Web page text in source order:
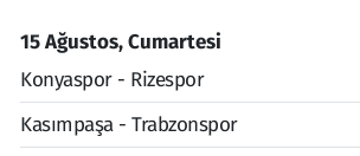
15 Ağustos, Cumartesi
Konyaspor - Rizespor
Kasımpaşa - Trabzonspor